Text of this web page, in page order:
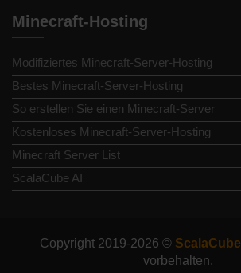
Minecraft-Hosting
Modifiziertes Minecraft-Server-Hosting
Bestes Minecraft-Server-Hosting
So erstellen Sie einen Minecraft-Server
Kostenloses Minecraft-Server-Hosting
Minecraft Server List
ScalaCube AI
Copyright 2019-2026 © ScalaCube
vorbehalten.